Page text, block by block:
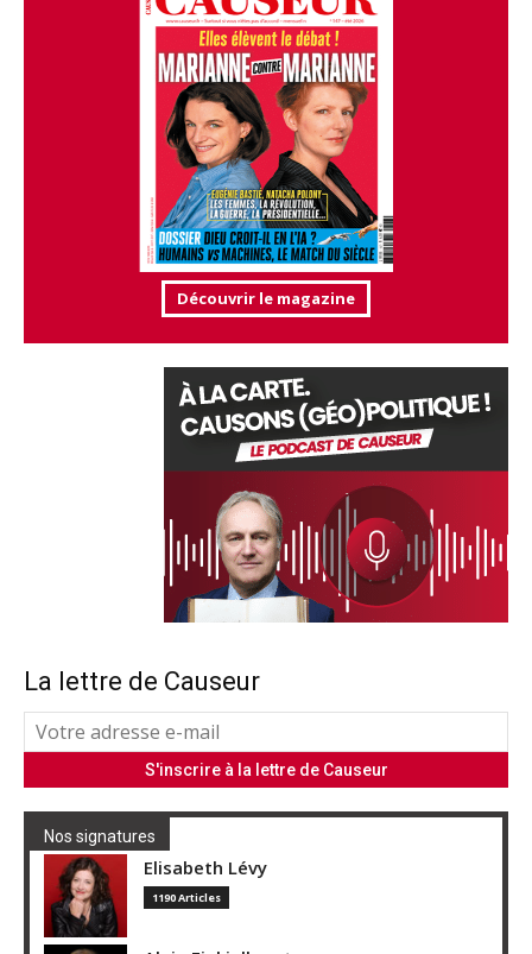
Découvrir le magazine
La lettre de Causeur
Nos signatures
Elisabeth Lévy
1190 Articles